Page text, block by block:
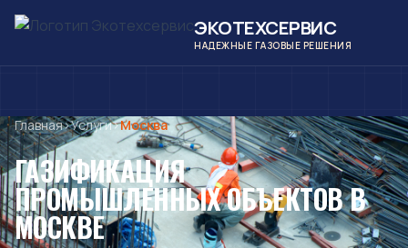
ЭКОТЕХСЕРВИС
НАДЕЖНЫЕ ГАЗОВЫЕ РЕШЕНИЯ
Главная›Услуги›Москва
ГАЗИФИКАЦИЯ
ПРОМЫШЛЕННЫХ ОБЪЕКТОВВ
МОСКВЕ